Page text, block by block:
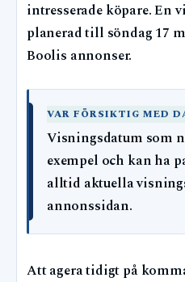
intresserade köpare. En
planerad till söndag 17
Boolis annonser.
VAR FÖRSIKTIG MED
Visningsdatum som
exempel och kan ha
alltid aktuella
annonssidan.
Att agera tidigt på